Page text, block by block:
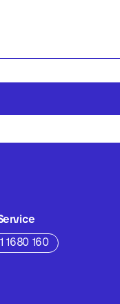
1680 160